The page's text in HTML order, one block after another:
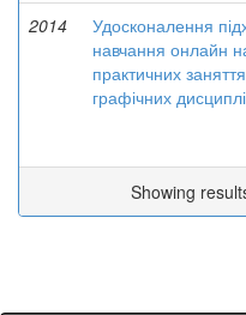
2014
Удосконалення
навчання онлайн
практичних
графічних
Showing